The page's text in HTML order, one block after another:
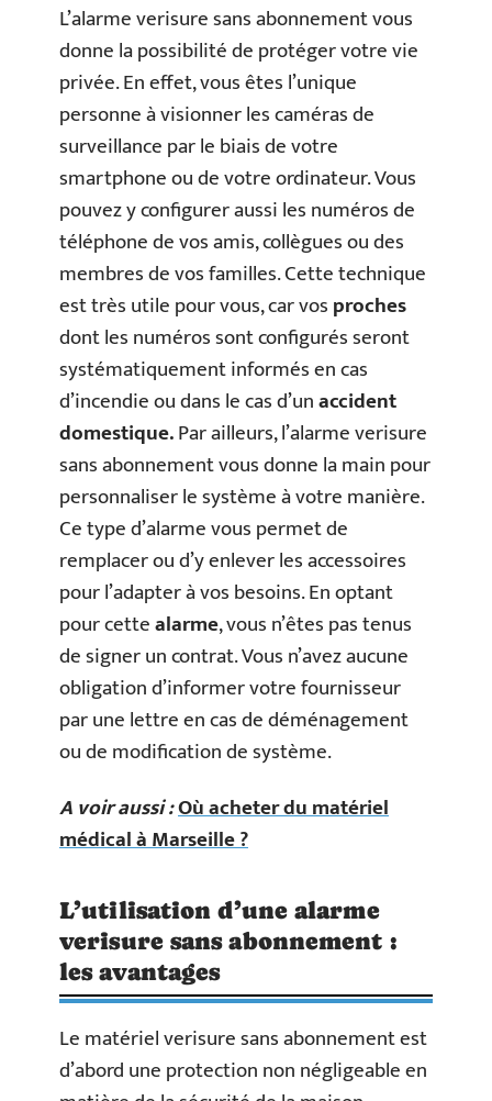
L’alarme verisure sans abonnement vous
donne la possibilité de protéger votre vie
privée. En effet, vous êtes l’unique
personne à visionner les caméras de
surveillance par le biais de votre
smartphone ou de votre ordinateur. Vous
pouvez y configurer aussi les numéros de
téléphone de vos amis, collègues ou des
membres de vos familles. Cette technique
est très utile pour vous, car vosproches
dont les numéros sont configurés seront
systématiquement informés en cas
d’incendie ou dans le cas d’unaccident
domestique.Par ailleurs, l’alarme verisure
sans abonnement vous donne la main pour
personnaliser le système à votre manière.
Ce type d’alarme vous permet de
remplacer ou d’y enlever les accessoires
pour l’adapter à vos besoins. En optant
pour cettealarme, vous n’êtes pas tenus
de signer un contrat. Vous n’avez aucune
obligation d’informer votre fournisseur
par une lettre en cas de déménagement
ou de modification de système.
A voir aussi :Où acheter du matériel
médical à Marseille ?
L’utilisation d’une alarme
verisure sans abonnement :
les avantages
Le matériel verisure sans abonnement est
d’abord une protection non négligeable en